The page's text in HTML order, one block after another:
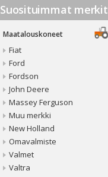
Suosituimmat merkit
Maatalouskoneet
Fiat
Ford
Fordson
John Deere
Massey Ferguson
Muu merkki
New Holland
Omavalmiste
Valmet
Valtra